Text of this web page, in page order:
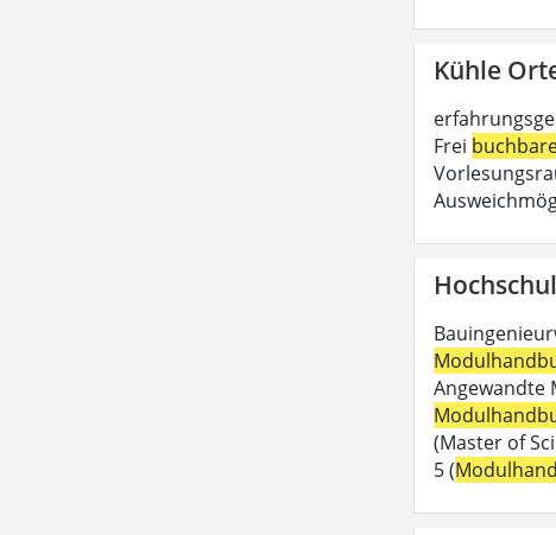
Kühle
Frei
Angewandte
(Master of
5 (